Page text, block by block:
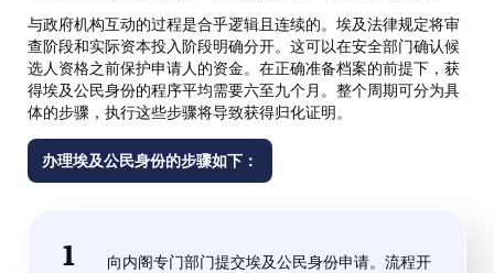
与政府机构互动的过程是合乎逻辑且连续的。埃及法律规定将审
查阶段和实际资本投入阶段明确分开。这可以在安全部门确认候
选人资格之前保护申请人的资金。在正确准备档案的前提下，获
得埃及公民身份的程序平均需要六至九个月。整个周期可分为具
体的步骤，执行这些步骤将导致获得归化证明。
办理埃及公民身份的步骤如下：
向内阁专门部门提交埃及公民身份申请。流程开